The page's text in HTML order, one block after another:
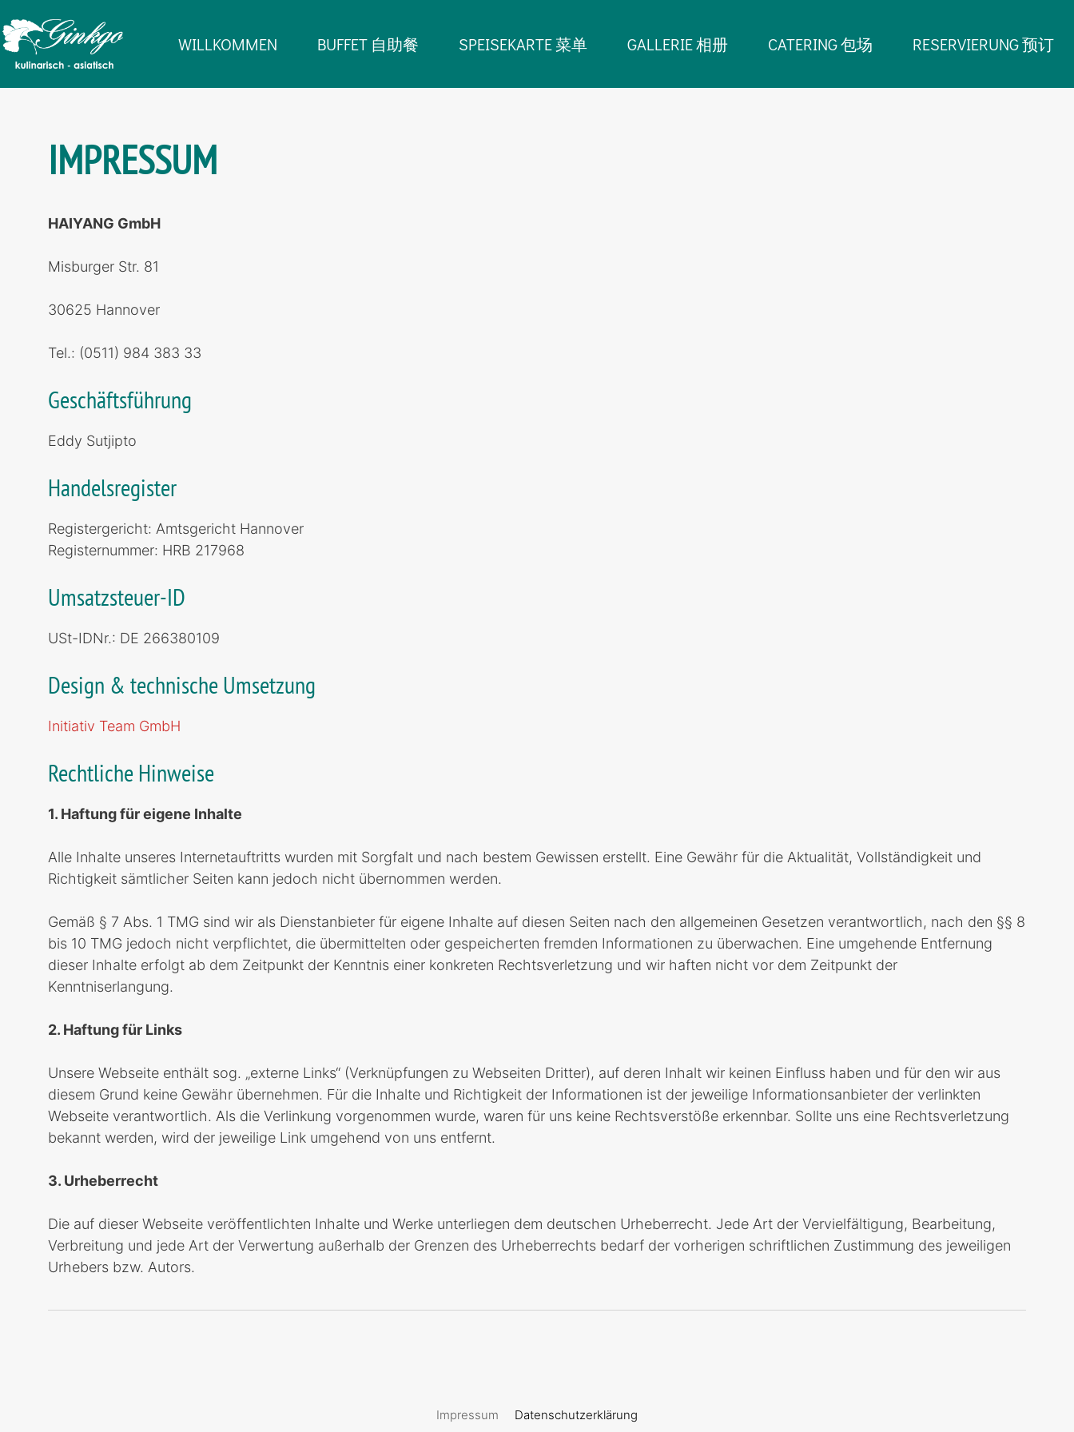
Inhalt
springen
WILLKOMMEN BUFFET 自助餐 SPEISEKARTE 菜单 GALLERIE 相册 CATERING 包场 RESERVIERUNG 预订
IMPRESSUM
HAIYANG GmbH
Misburger Str. 81
30625 Hannover
Tel.: (0511) 984 383 33
Geschäftsführung
Eddy Sutjipto
Handelsregister
Registergericht: Amtsgericht Hannover
Registernummer: HRB 217968
Umsatzsteuer-ID
USt-IDNr.: DE 266380109
Design & technische Umsetzung
Initiativ Team GmbH
Rechtliche Hinweise
1. Haftung für eigene Inhalte
Alle Inhalte unseres Internetauftritts wurden mit Sorgfalt und nach bestem Gewissen erstellt. Eine Gewähr für die Aktualität, Vollständigkeit und
Richtigkeit sämtlicher Seiten kann jedoch nicht übernommen werden.
Gemäß § 7 Abs. 1 TMG sind wir als Dienstanbieter für eigene Inhalte auf diesen Seiten nach den allgemeinen Gesetzen verantwortlich, nach den §§ 8
bis 10 TMG jedoch nicht verpflichtet, die übermittelten oder gespeicherten fremden Informationen zu überwachen. Eine umgehende Entfernung
dieser Inhalte erfolgt ab dem Zeitpunkt der Kenntnis einer konkreten Rechtsverletzung und wir haften nicht vor dem Zeitpunkt der
Kenntniserlangung.
2. Haftung für Links
Unsere Webseite enthält sog. „externe Links“ (Verknüpfungen zu Webseiten Dritter), auf deren Inhalt wir keinen Einfluss haben und für den wir aus
diesem Grund keine Gewähr übernehmen. Für die Inhalte und Richtigkeit der Informationen ist der jeweilige Informationsanbieter der verlinkten
Webseite verantwortlich. Als die Verlinkung vorgenommen wurde, waren für uns keine Rechtsverstöße erkennbar. Sollte uns eine Rechtsverletzung
bekannt werden, wird der jeweilige Link umgehend von uns entfernt.
3. Urheberrecht
Die auf dieser Webseite veröffentlichten Inhalte und Werke unterliegen dem deutschen Urheberrecht. Jede Art der Vervielfältigung, Bearbeitung,
Verbreitung und jede Art der Verwertung außerhalb der Grenzen des Urheberrechts bedarf der vorherigen schriftlichen Zustimmung des jeweiligen
Urhebers bzw. Autors.
Impressum Datenschutzerklärung